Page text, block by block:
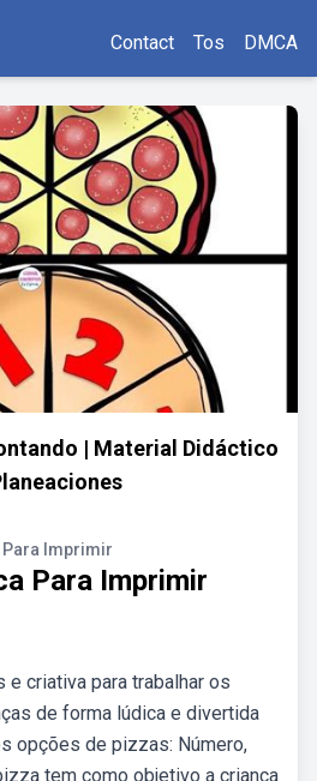
Contact Tos DMCA
| Material Didáctico
Imprimir
Para Imprimir
criativa para trabalhar os
de forma lúdica e divertida
opções de pizzas: Número,
tem como objetivo a criança